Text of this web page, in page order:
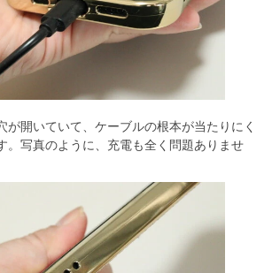
が開いていて、ケーブルの根本が当たりにく
。写真のように、充電も全く問題ありませ